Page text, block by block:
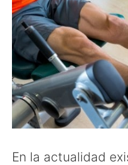
En la actualidad